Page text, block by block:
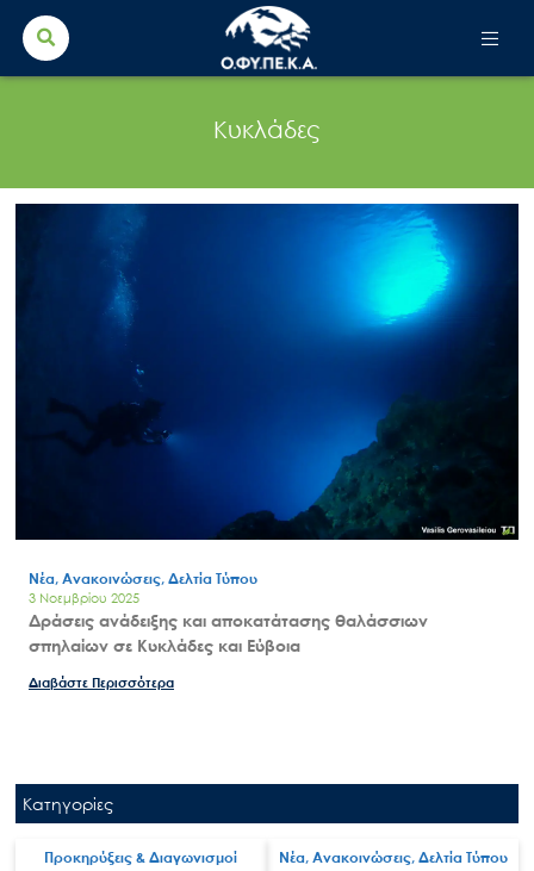
Search
for:
Κυκλάδες
Νέα, Ανακοινώσεις, Δελτία Τύπου
3 Νοεμβρίου 2025
Δράσεις ανάδειξης και αποκατάτασης θαλάσσιων
σπηλαίων σε Κυκλάδες και Εύβοια
Διαβάστε Περισσότερα
Κατηγορίες
Προκηρύξεις & Διαγωνισμοί Νέα, Ανακοινώσεις, Δελτία Τύπου